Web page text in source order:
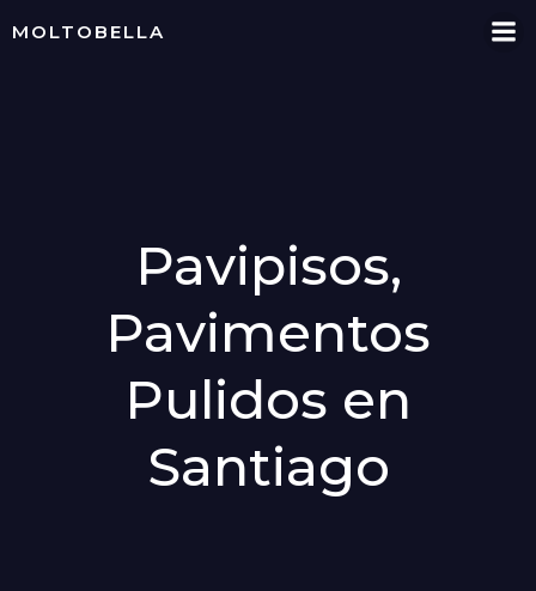
MOLTOBELLA
Pavipisos,
Pavimentos
Pulidos en
Santiago